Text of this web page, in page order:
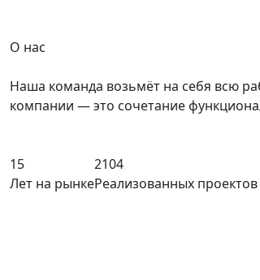
О нас
Наша команда возьмёт на себя всю
компании — это сочетание
15
Лет на рынке
2104
Реализованных проектов